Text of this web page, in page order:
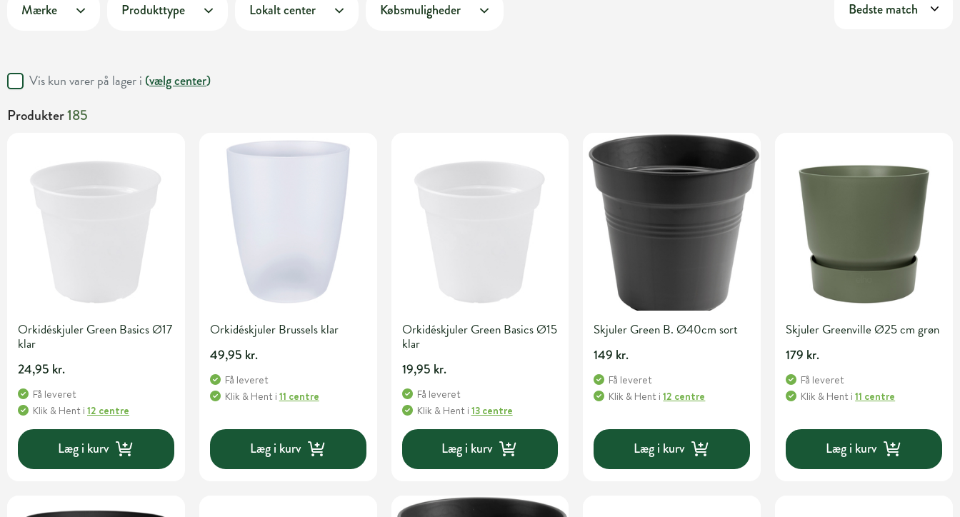
Mærke Produkttype Lokalt center Købsmuligheder
Vis kun varer på lager i (vælg center)
Produkter185
Orkidéskjuler Green Basics Ø17
klar
24,95 kr.
Få leveret
Klik & Hent i 12 centre
Læg i kurv
Orkidéskjuler Brussels klar
49,95 kr.
Få leveret
Klik & Hent i 11 centre
Læg i kurv
Orkidéskjuler Green Basics Ø15
klar
19,95 kr.
Få leveret
Klik & Hent i 13 centre
Læg i kurv
Skjuler Green B. Ø40cm sort
149 kr.
Få leveret
Klik & Hent i12 centre
Læg i kurv
Skjuler Greenville Ø25 cm grøn
179 kr.
Få leveret
Klik & Hent i11 centre
Læg i kurv